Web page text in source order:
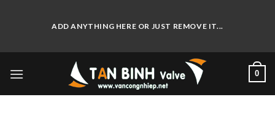
ADD ANYTHING HERE OR JUST REMOVE IT...
0